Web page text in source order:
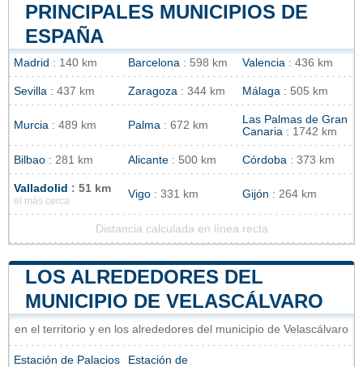
PRINCIPALES MUNICIPIOS DE
ESPAÑA
Madrid : 140 km Barcelona : 598 km Valencia : 436 km
Sevilla : 437 km Zaragoza : 344 km Málaga : 505 km
Murcia : 489 km Palma : 672 km
Las Palmas de Gran
Canaria : 1742 km
Bilbao : 281 km Alicante : 500 km Córdoba : 373 km
Valladolid : 51 km
el más cerca
Vigo : 331 km Gijón : 264 km
Distancia calculada en línea recta
LOS ALREDEDORES DEL
MUNICIPIO DE VELASCÁLVARO
en el territorio y en los alrededores del municipio de Velascálvaro
Estación de Palacios
Estación de